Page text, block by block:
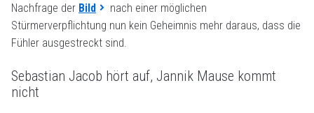
Nachfrage der Bild
nach einer möglichen
Stürmerverpflichtung nun kein Geheimnis mehr daraus, dass die
Fühler ausgestreckt sind.
Sebastian Jacob hört auf, Jannik Mause kommt
nicht